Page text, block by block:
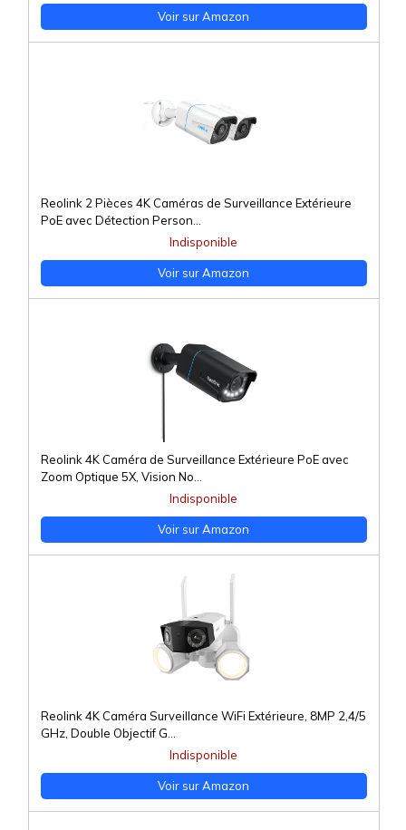
Voir sur Amazon
Reolink 2 Pièces 4K Caméras de Surveillance Extérieure
PoE avec Détection Person...
Indisponible
Voir sur Amazon
Reolink 4K Caméra de Surveillance Extérieure PoE avec
Zoom Optique 5X, Vision No...
Indisponible
Voir sur Amazon
Reolink 4K Caméra Surveillance WiFi Extérieure, 8MP 2,4/5
GHz, Double Objectif G...
Indisponible
Voir sur Amazon